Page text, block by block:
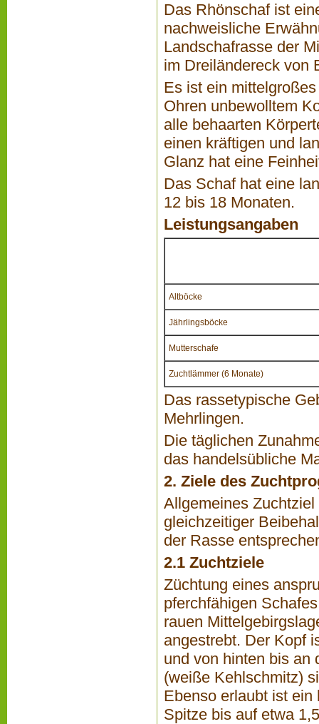
Das Rhönschaf ist
nachweisliche
Landschafrasse der
im Dreiländereck von
Es ist ein
Ohren unbewolltem
alle behaarten
einen kräftigen und
Glanz hat eine
Das Schaf hat eine
12 bis 18 Monaten.
Leistungsangaben
Altböcke
Jährlingsböcke
Mutterschafe
Zuchtlämmer (6 Monate)
Das rassetypische
Mehrlingen.
Die täglichen
das handelsübliche
2. Ziele des
Allgemeines
gleichzeitiger
der Rasse
2.1 Zuchtziele
Züchtung eines
pferchfähigen
rauen
angestrebt. Der Kopf
und von hinten bis an
(weiße Kehlschmitz)
Ebenso erlaubt ist
Spitze bis auf etwa